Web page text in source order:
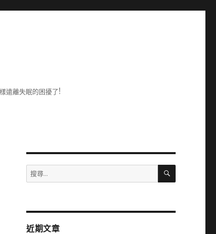
遠離失眠的困擾了!
搜
尋
字:
搜
近期文章